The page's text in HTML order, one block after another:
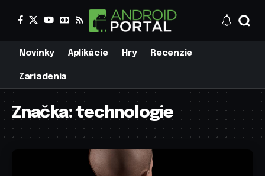
Novinky Aplikácie Hry Recenzie
Zariadenia
Značka:technologie